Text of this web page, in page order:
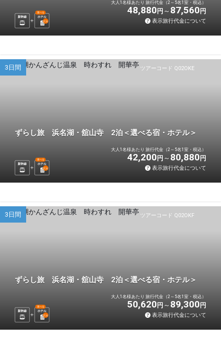
新幹線 ホテル
選べる
2泊
大人1名様あたり 旅行代金（2～5名1室・税込）
48,880 円 87,560 円
表示旅行代金について
ツアーコード Q02OKE
3日間
ずらし旅 浜名湖・舘山寺 2泊＜選べる宿・ホテル＞
新幹線 ホテル
選べる
2泊
大人1名様あたり 旅行代金（2～5名1室・税込）
42,200 円 80,880 円
表示旅行代金について
ツアーコード Q02OKF
3日間
ずらし旅 浜名湖・舘山寺 2泊＜選べる宿・ホテル＞
新幹線 ホテル
選べる
2泊
大人1名様あたり 旅行代金（2～5名1室・税込）
50,620 円 89,300 円
表示旅行代金について